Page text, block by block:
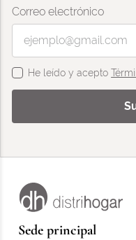
Correo electrónico
He leído y acepto
Sede principal